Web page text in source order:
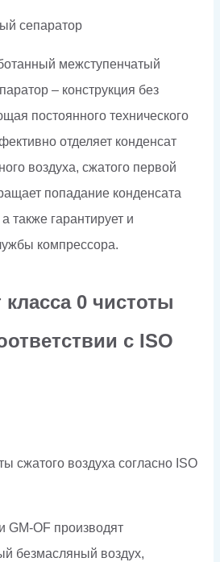
сепаратор
межступенчатый
– конструкция без
постоянного технического
отделяет конденсат
воздуха, сжатого первой
попадание конденсата
также гарантирует и
компрессора.
0 чистоты
с ISO
сжатого воздуха согласно ISO
GM-OF производят
безмасляный воздух,